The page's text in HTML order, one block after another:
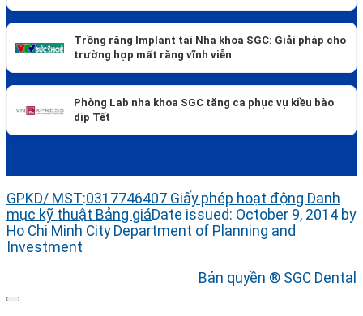
Trồng răng Implant tại Nha khoa SGC: Giải pháp cho
trường hợp mất răng vĩnh viễn
Phòng Lab nha khoa SGC tăng ca phục vụ kiều bào
dịp Tết
GPKD/ MST:0317746407 Giấy phép hoạt động Danh
mục kỹ thuật Bảng giáDate issued: October 9, 2014 by
Ho Chi Minh City Department of Planning and
Investment
Bản quyền ® SGC Dental